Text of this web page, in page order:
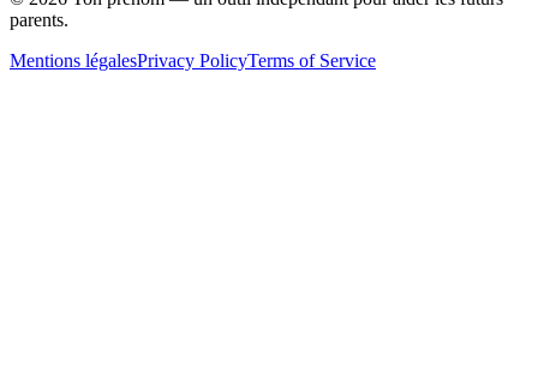
parents.
Mentions légalesPrivacy PolicyTerms of Service